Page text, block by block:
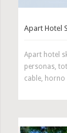
Apart Hotel
Apart hotel
personas,
cable,